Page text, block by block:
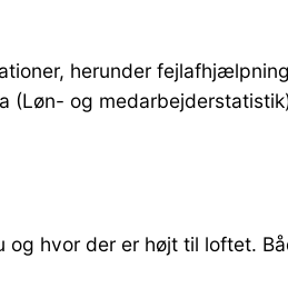
herunder
(Løn- og
hvor der er højt til loftet.